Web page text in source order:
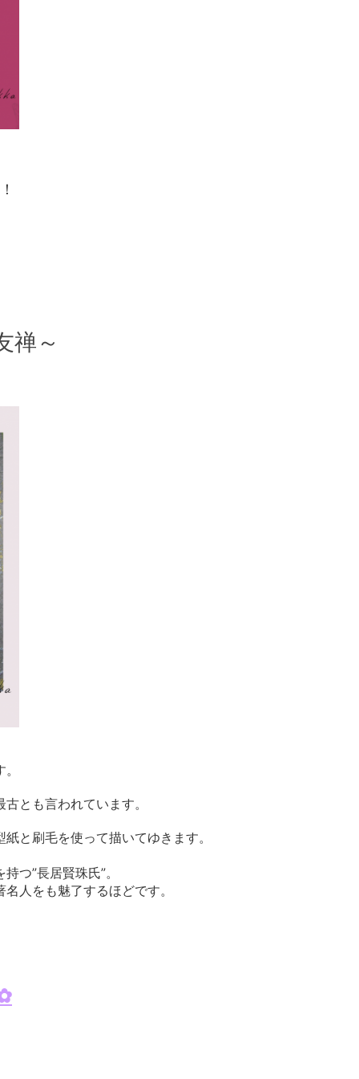
禅～
とも言われています。
と刷毛を使って描いてゆきます。
つ”長居賢珠氏”。
人をも魅了するほどです。